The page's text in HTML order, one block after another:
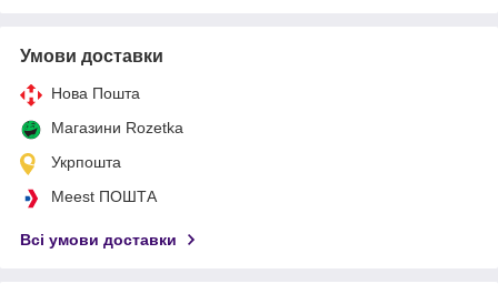
Умови доставки
Нова Пошта
Магазини Rozetka
Укрпошта
Meest ПОШТА
Всі умови доставки